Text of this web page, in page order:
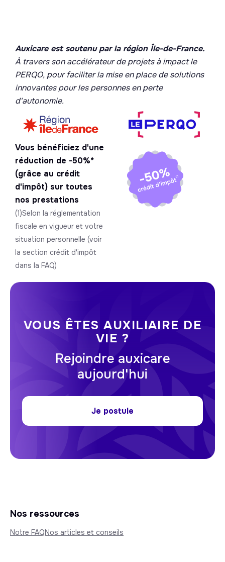
Auxicare est soutenu par la région Île-de-France.
À travers son accélérateur de projets à impact le
PERQO, pour faciliter la mise en place de solutions
innovantes pour les personnes en perte
d'autonomie.
Vous bénéficiez d'une
réduction de -50%*
(grâce au crédit
d'impôt) sur toutes
nos prestations
(1)Selon la réglementation
fiscale en vigueur et votre
situation personnelle (voir
la section crédit d'impôt
dans la FAQ)
VOUS ÊTES AUXILIAIRE DE
VIE ?
Rejoindre auxicare
aujourd'hui
Je postule
Nos ressources
Notre FAQNos articles et conseils